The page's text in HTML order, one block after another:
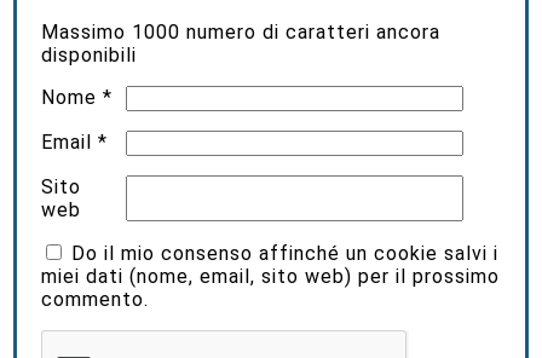
Massimo 1000 numero di caratteri ancora
disponibili
Nome*
Email*
Sito
web
Do il mio consenso affinché un cookie salvi i
miei dati (nome, email, sito web) per il prossimo
commento.